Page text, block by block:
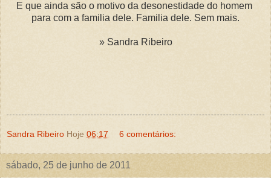
E que ainda são o motivo da desonestidade do homem
para com a familia dele. Familia dele. Sem mais.
» Sandra Ribeiro
Sandra Ribeiro Hoje 06:17 6 comentários:
sábado, 25 de junho de 2011